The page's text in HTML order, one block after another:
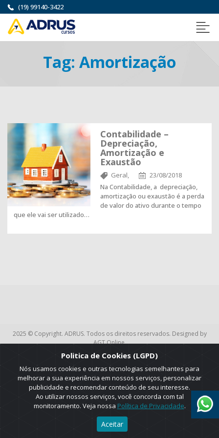
(19) 99140-3422
Tag: Amortização
Contabilidade –
Depreciação,
Amortização e
Exaustão
Geral,
23/08/2018
Na Contabilidade, a depreciação,
amortização ou exaustão é a perda
de valor do ativo durante o tempo
que ele vai ser utilizado…
2025 © Copyright. ADRUS. Todos os direitos reservados. Designed by
AGT Online.
Politica de Cookies (LGPD)
Nós usamos cookies e outras tecnologias semelhantes para
melhorar a sua experiência em nossos serviços, personalizar
publicidade e recomendar conteúdo de seu interesse.
Ao utilizar nossos serviços, você concorda com tal
monitoramento. Veja nossa Política de Privacidade.
Aceitar